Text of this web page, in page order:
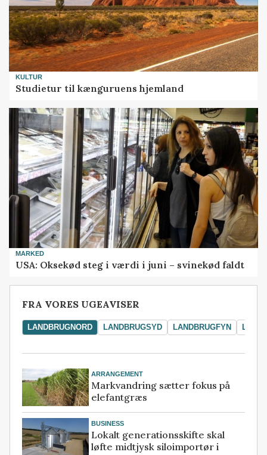
KULTUR
Studietur til kænguruens hjemland
MARKED
USA: Oksekød steg i værdi i juni – svinekød faldt
FRA VORES UGEAVISER
LANDBRUGNORD LANDBRUGSYD LANDBRUGFYN
ARRANGEMENT
Markvandring sætter fokus på
elefantgræs
BUSINESS
Lokalt generationsskifte skal
løfte midtjysk siloimportør i